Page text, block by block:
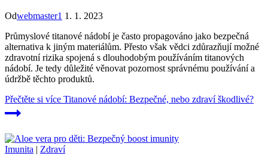
Odwebmaster1 1. 1. 2023
Průmyslové titanové nádobí je často propagováno jako bezpečná
alternativa k jiným materiálům. Přesto však vědci zdůrazňují možné
zdravotní rizika spojená s dlouhodobým používáním titanových
nádobí. Je tedy důležité věnovat pozornost správnému používání a
údržbě těchto produktů.
Přečtěte si více Titanové nádobí: Bezpečné, nebo zdraví škodlivé?
Imunita | Zdraví